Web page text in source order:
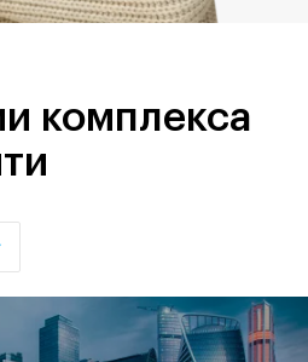
комплекса